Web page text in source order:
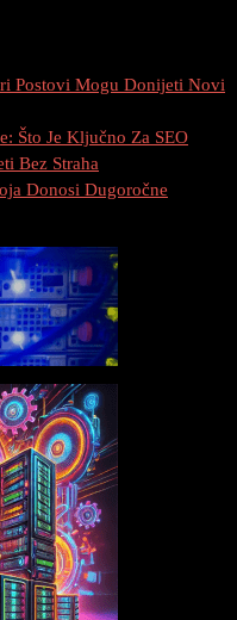
Postovi Mogu Donijeti Novi
Što Je Ključno Za SEO
Bez Straha
Donosi Dugoročne